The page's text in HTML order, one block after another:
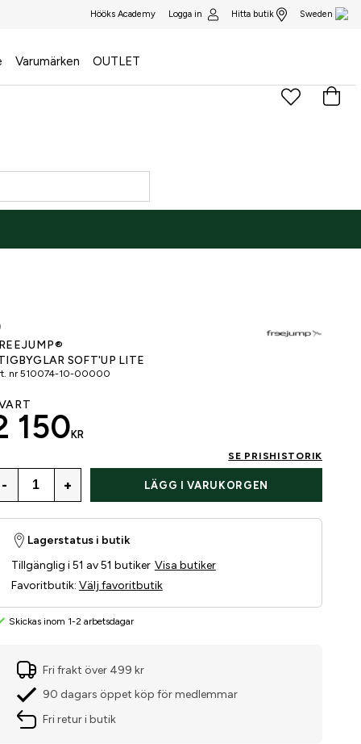
Hööks Academy Logga in Hitta butik Sweden
Varumärken OUTLET
SOFT'UP LITE
nr 510074-10-00000
150 KR
SE PRISHISTORIK
- + LÄGG I VARUKORGEN
Skickas inom 1-2 arbetsdagar
Lagerstatus i butik
Tillgänglig i 51 av 51 butiker Visa butiker
Favoritbutik: Välj favoritbutik
Fri frakt över 499 kr
90 dagars öppet köp för medlemmar
Fri retur i butik